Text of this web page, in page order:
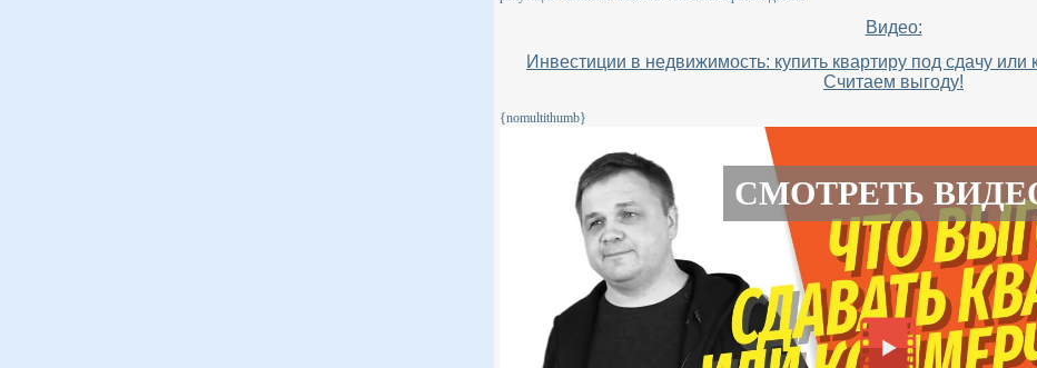
Видео:
Инвестиции в недвижимость: купить квартиру под сдачу
Считаем выгоду!
{nomultithumb}
СМОТРЕТЬ